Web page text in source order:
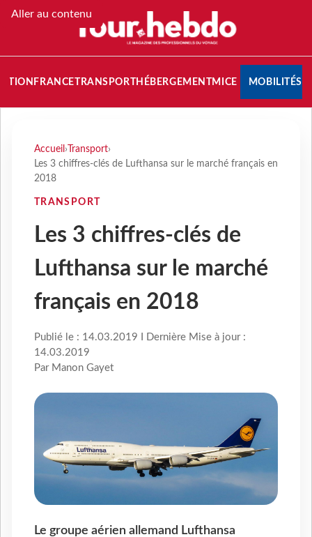
Aller au contenu
FRANCETRANSPORT HÉBERGEMENTMICE MOBILITÉS
Accueil › Transport›
Les 3 chiffres-clés de Lufthansa sur le marché français en
2018
TRANSPORT
Les 3 chiffres-clés de
Lufthansa sur le marché
français en 2018
Publié le : 14.03.2019 I Dernière Mise à jour :
14.03.2019
Par Manon Gayet
Le groupe aérien allemand Lufthansa